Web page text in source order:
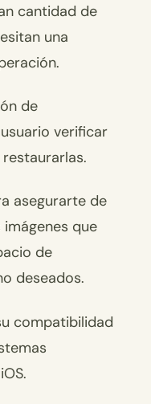
cantidad de
una
de
verificar
asegurarte de
que
de
deseados.
compatibilidad